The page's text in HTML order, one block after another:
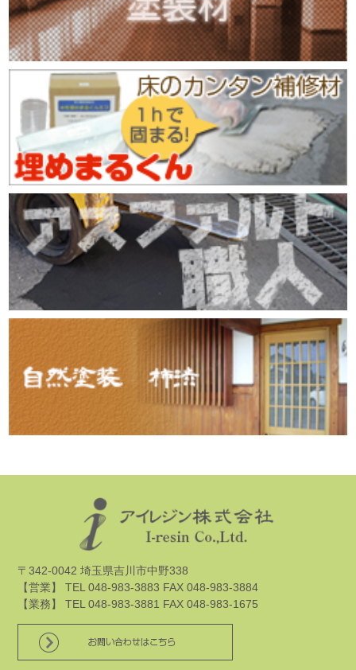
〒342-0042 埼玉県吉川市中野338
【営業】 TEL 048-983-3883 FAX 048-983-3884
【業務】 TEL 048-983-3881 FAX 048-983-1675